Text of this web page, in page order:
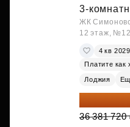
3-
ЖК
12 этаж,
4 кв 2029
Платите как
Лоджия
35 290
36 381 720